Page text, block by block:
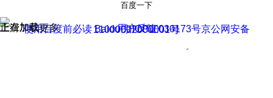
百度一下
正在加载
上滑加载更多 用户反馈
使用百度前必读 Baidu 京ICP证030173号
京公网安备11000002000001号